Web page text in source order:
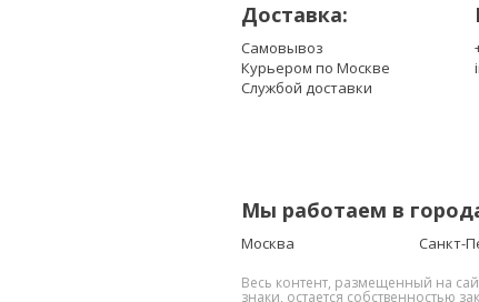
Доставка:
Самовывоз
Курьером по Москве
Службой доставки
Мы работаем в
Москва Санкт-
Весь контент, размещенный на
знаки, остается собственностью